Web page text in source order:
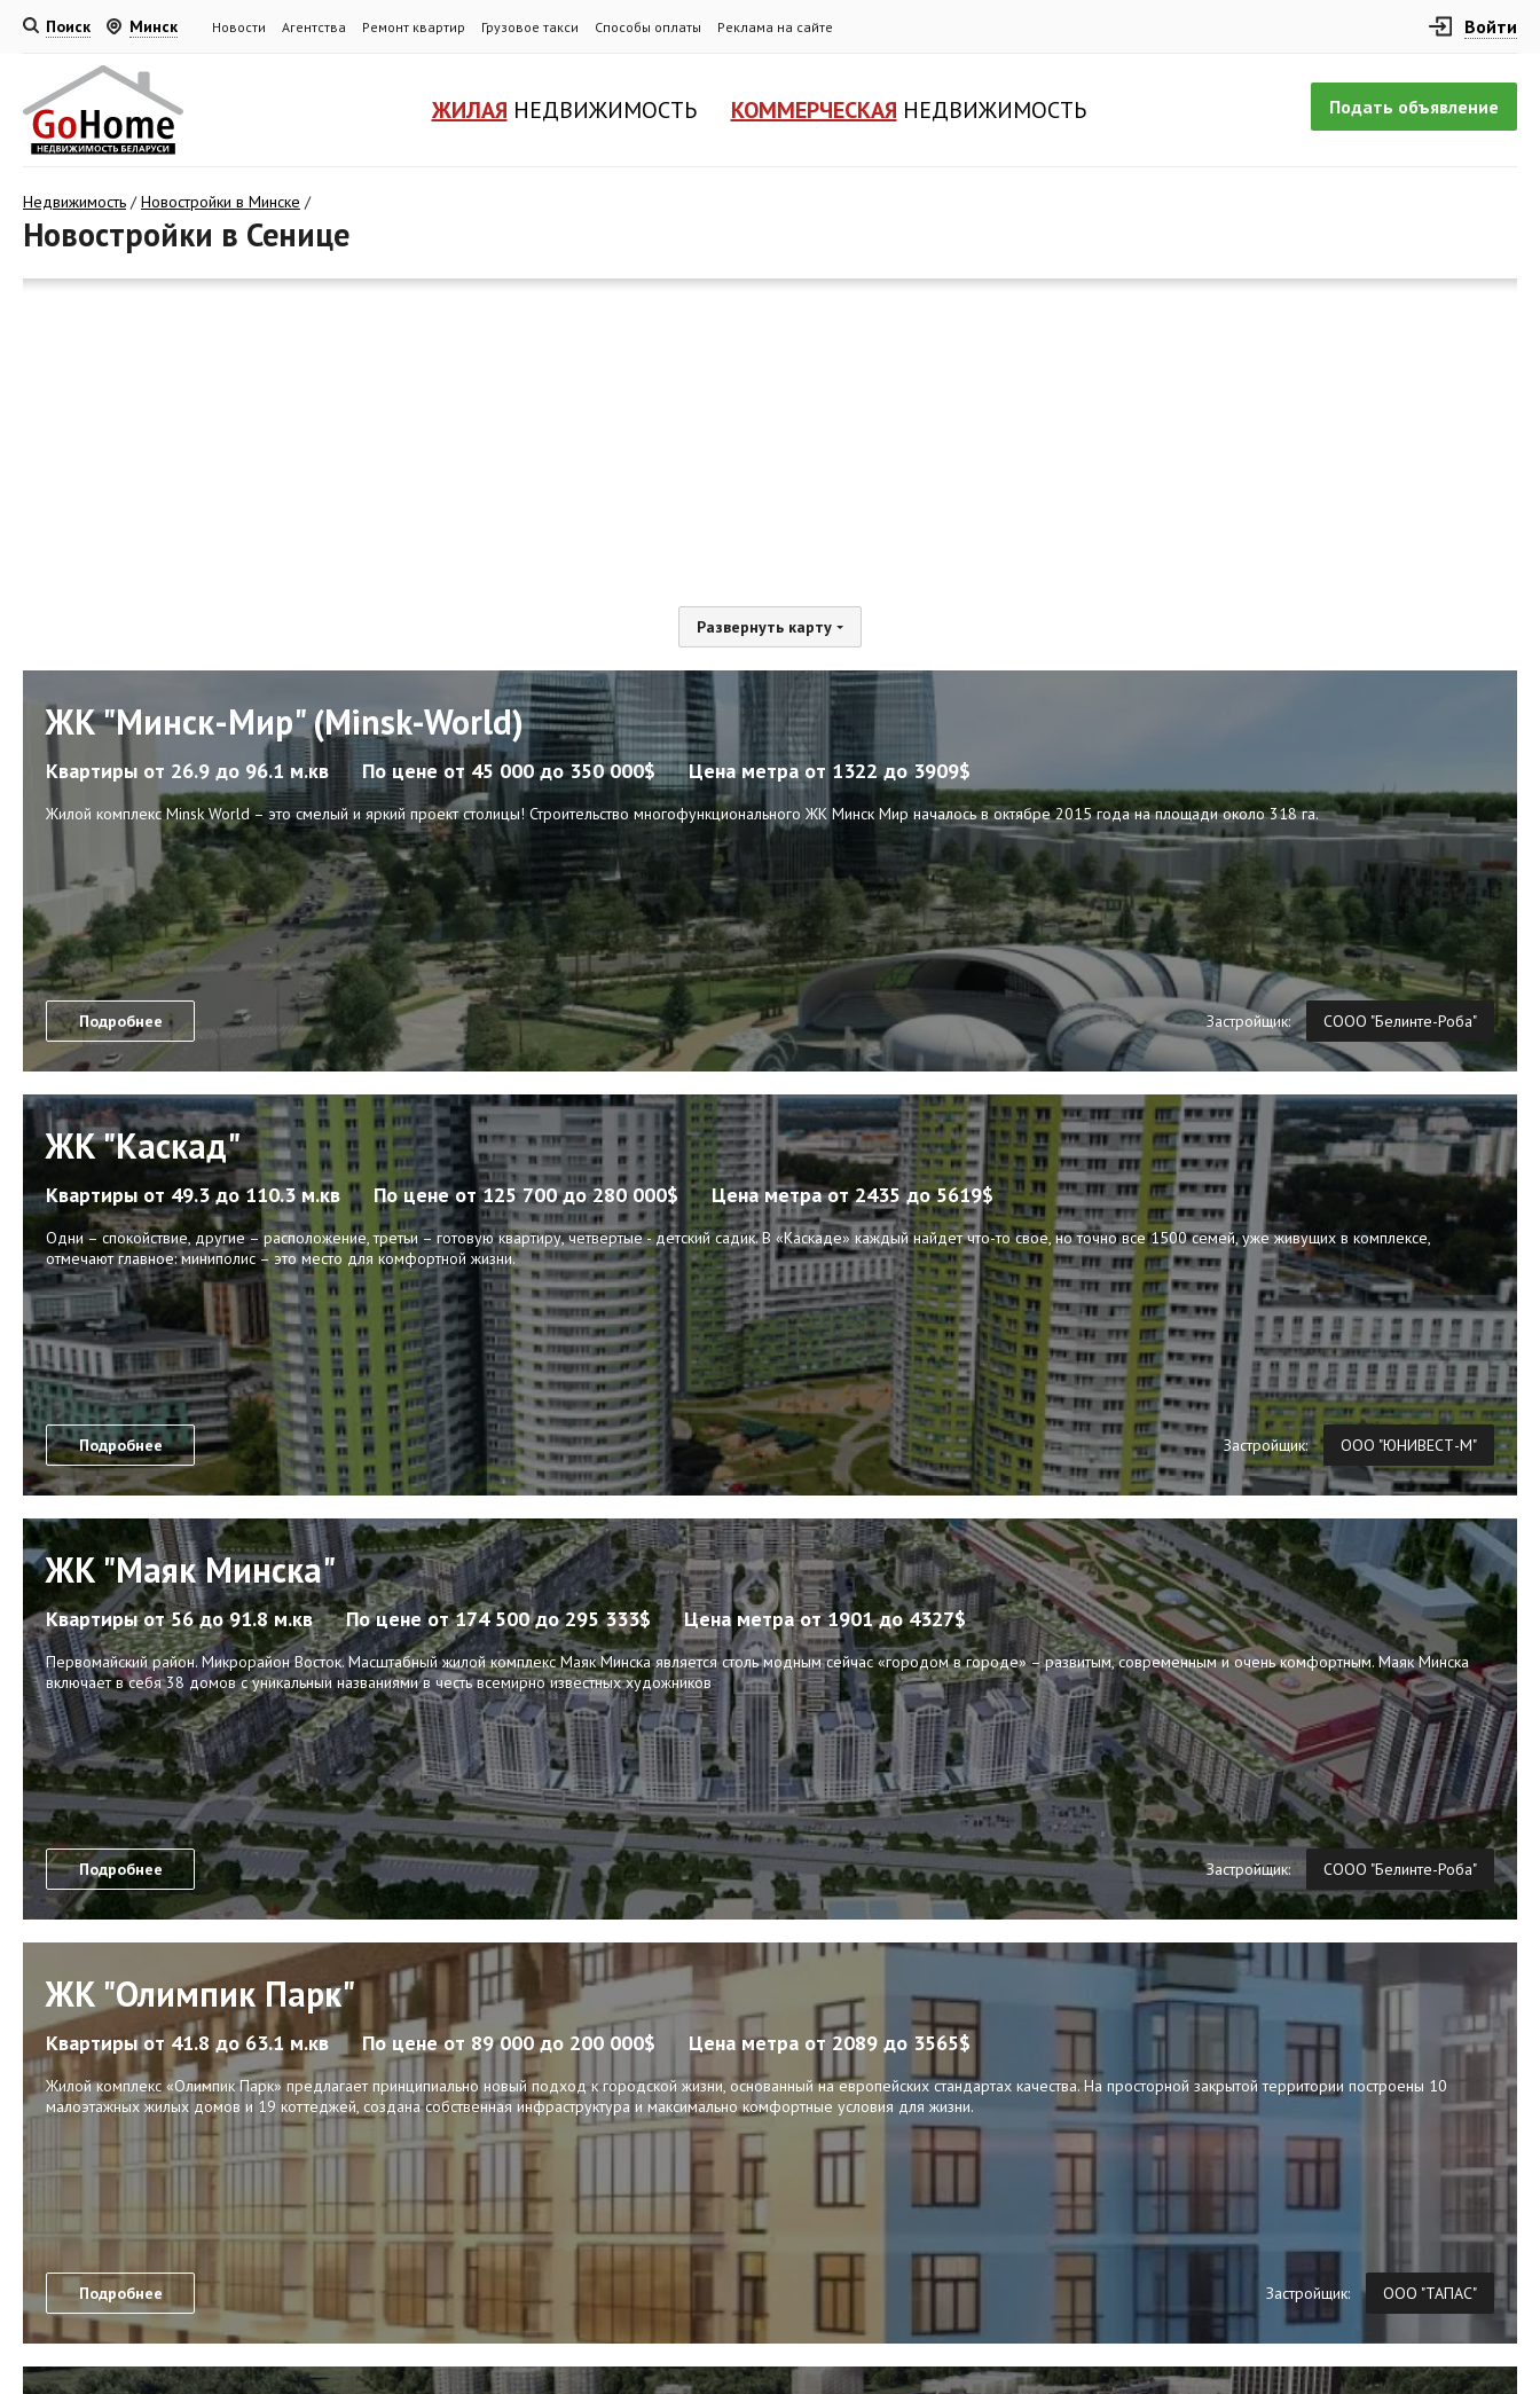
Поиск Минск Новости Агентства Ремонт квартир Грузовое такси Способы оплаты Реклама на сайте Войти
Подать объявление
ЖИЛАЯ НЕДВИЖИМОСТЬ КОММЕРЧЕСКАЯ НЕДВИЖИМОСТЬ
Недвижимость /Новостройки в Минске /
Новостройки в Сенице
Развернуть карту
ЖК "Минск-Мир" (Minsk-World)
Квартиры от 26.9 до 96.1 м.кв По цене от 45 000 до 350 000$ Цена метраот 1322 до 3909$
Жилой комплекс Minsk World – это смелый и яркий проект столицы! Строительство многофункционального ЖК Минск Мир началось в октябре 2015 года на площади около 318 га.
Застройщик: СООО "Белинте-Роба"
Подробнее
ЖК "Каскад"
Квартиры от 49.3 до 110.3 м.кв По ценеот 125 700 до 280 000$ Цена метраот 2435 до 5619$
Одни – спокойствие, другие – расположение, третьи – готовую квартиру, четвертые - детский садик. В «Каскаде» каждый найдет что-то свое, но точно все 1500 семей, уже живущих в комплексе,
отмечают главное: миниполис – это место для комфортной жизни.
Застройщик: ООО "ЮНИВЕСТ-М"
Подробнее
ЖК "Маяк Минска"
Квартирыот 56 до 91.8 м.кв По ценеот 174 500 до 295 333$ Цена метраот 1901 до 4327$
Первомайский район. Микрорайон Восток. Масштабный жилой комплекс Маяк Минска является столь модным сейчас «городом в городе» – развитым, современным и очень комфортным. Маяк Минска
включает в себя 38 домов с уникальныи названиями в честь всемирно известных художников
Застройщик: СООО "Белинте-Роба"
Подробнее
ЖК "Олимпик Парк"
Квартирыот 41.8 до 63.1 м.кв По ценеот 89 000 до 200 000$ Цена метра от 2089 до 3565$
Жилой комплекс «Олимпик Парк» предлагает принципиально новый подход к городской жизни, основанный на европейских стандартах качества. На просторной закрытой территории построены 10
малоэтажных жилых домов и 19 коттеджей, создана собственная инфраструктура и максимально комфортные условия для жизни.
Застройщик: ООО "ТАПАС"
Подробнее